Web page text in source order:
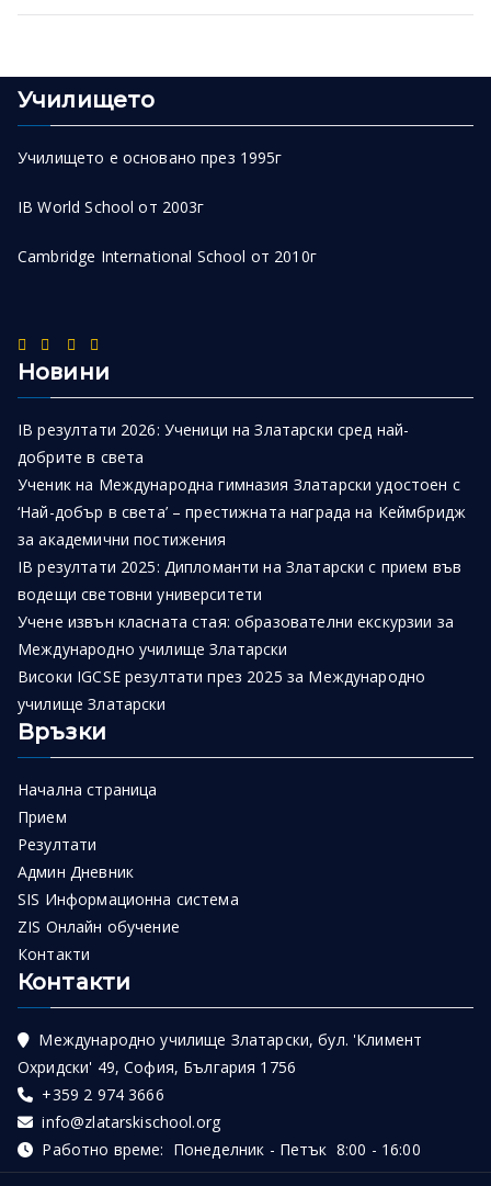
Училището
Училището е основано през 1995г
IB World School от 2003г
Cambridge International School от 2010г
Новини
IB резултати 2026: Ученици на Златарски сред най-
добрите в света
Ученик на Международна гимназия Златарски удостоен с
‘Най-добър в света’ – престижната награда на Кеймбридж
за академични постижения
IB резултати 2025: Дипломанти на Златарски с прием във
водещи световни университети
Учене извън класната стая: образователни екскурзии за
Международно училище Златарски
Високи IGCSE резултати през 2025 за Международно
училище Златарски
Връзки
Начална страница
Прием
Резултати
Админ Дневник
SIS Информационна система
ZIS Онлайн обучение
Контакти
Контакти
Международно училище Златарски, бул. 'Климент
Охридски' 49, София, България 1756
+359 2 974 3666
info@zlatarskischool.org
Работно време: Понеделник - Петък 8:00 - 16:00